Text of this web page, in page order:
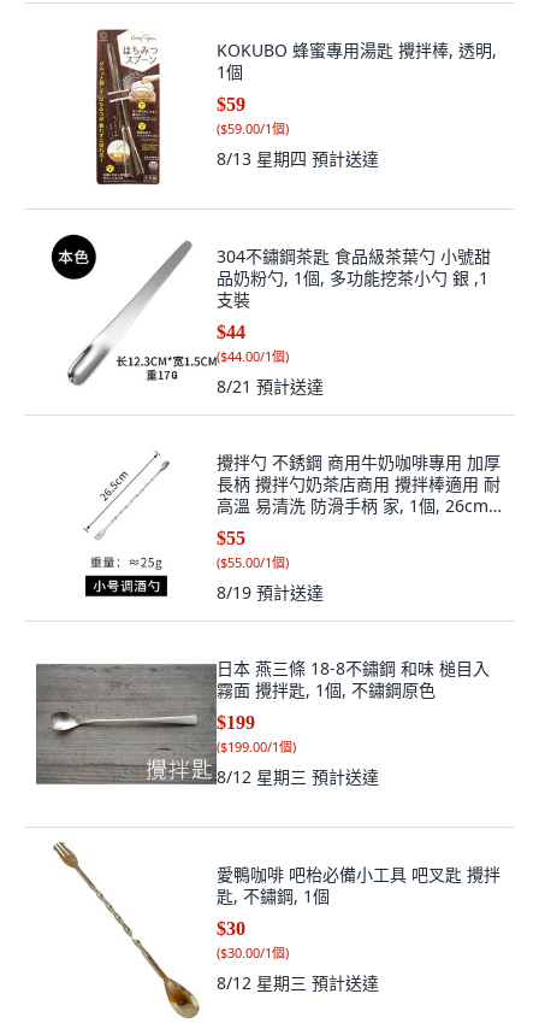
KOKUBO 蜂蜜專用湯匙 攪拌棒, 透明,
1個
$59
($59.00/1個)
8/13 星期四 預計送達
304不鏽鋼茶匙 食品級茶葉勺 小號甜
品奶粉勺, 1個, 多功能挖茶小勺 銀 ,1
支裝
$44
($44.00/1個)
8/21 預計送達
攪拌勺 不銹鋼 商用牛奶咖啡專用 加厚
長柄 攪拌勺奶茶店商用 攪拌棒適用 耐
高溫 易清洗 防滑手柄 家, 1個, 26cm
吧勺, 26cm吧勺
$55
($55.00/1個)
8/19 預計送達
日本 燕三條 18-8不鏽鋼 和味 槌目入
霧面 攪拌匙, 1個, 不鏽鋼原色
$199
($199.00/1個)
8/12 星期三 預計送達
愛鴨咖啡 吧枱必備小工具 吧叉匙 攪拌
匙, 不鏽鋼, 1個
$30
($30.00/1個)
8/12 星期三 預計送達